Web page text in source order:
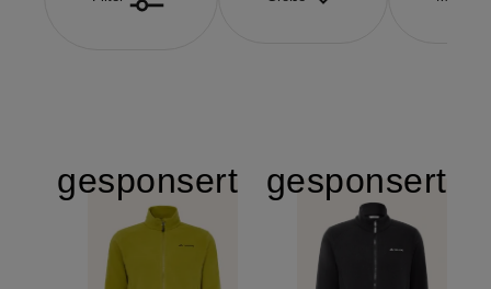
gesponsert gesponsert